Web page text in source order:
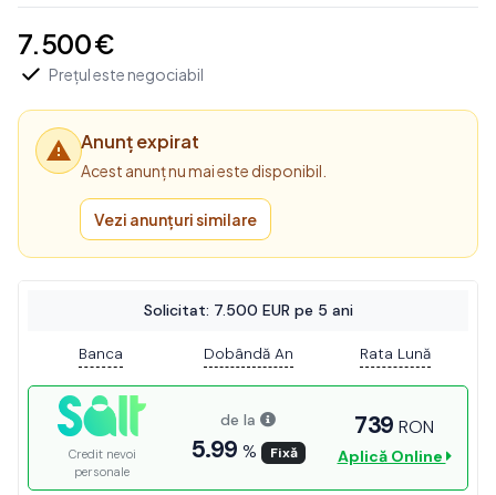
7.500 €
Prețul este negociabil
Anunț expirat
Acest anunț nu mai este disponibil.
Vezi anunțuri similare